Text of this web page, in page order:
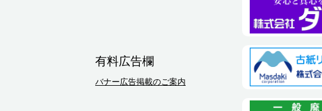
有料広告欄
バナー広告掲載のご案内